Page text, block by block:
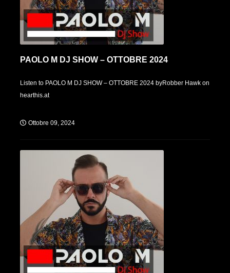
PAOLO M DJ SHOW – OTTOBRE 2024
Listen to PAOLO M DJ SHOW – OTTOBRE 2024 byRobber Hawk on
hearthis.at
Ottobre 09, 2024